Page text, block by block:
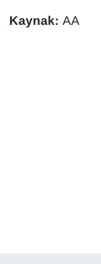
Kaynak: AA